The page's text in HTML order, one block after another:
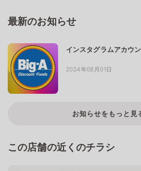
最新のお知らせ
インスタグラムアカウ
2024年08月01日
お知らせをもっと見
この店舗の近くのチラシ